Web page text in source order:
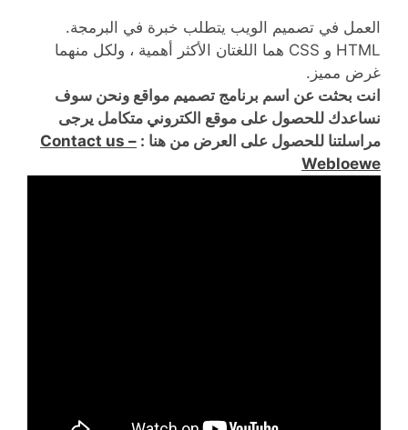
العمل في تصميم الويب يتطلب خبرة في البرمجة.
HTML و CSS هما اللغتان الأكثر أهمية ، ولكل منهما
غرض مميز.
انت بحثت عن اسم برنامج تصميم مواقع ونحن سوف
نساعدك للحصول على موقع الكتروني متكامل يرجى
مراسلتنا للحصول على العرض من هنا : Contact us –
Webloewe